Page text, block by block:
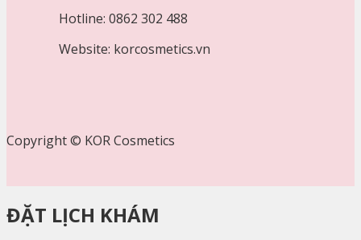
Hotline: 0862 302 488
Website: korcosmetics.vn
Copyright © KOR Cosmetics
ĐẶT LỊCH KHÁM